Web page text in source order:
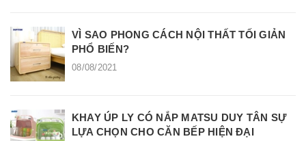
VÌ SAO PHONG CÁCH NỘI THẤT TỐI GIẢN
PHỔ BIẾN?
08/08/2021
KHAY ÚP LY CÓ NẮP MATSU DUY TÂN SỰ
LỰA CHỌN CHO CĂN BẾP HIỆN ĐẠI